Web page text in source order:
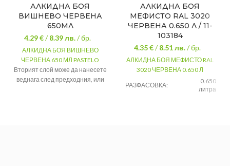
АЛКИДНА БОЯ
ВИШНЕВО ЧЕРВЕНА
650МЛ
4.29 €/8.39лв./ бр.
АЛКИДНА БОЯ ВИШНЕВО
ЧЕРВЕНА 650 МЛ PASTELO
Вторият слой може да нанесете
веднага след предходния, или
АЛКИДНА БОЯ
МЕФИСТО RAL 3020
ЧЕРВЕНА 0.650 Л / 11-
103184
4.35 €/8.51лв./ бр.
АЛКИДНА БОЯ МЕФИСТО RAL
3020 ЧЕРВЕНА 0.650 Л
РАЗФАСОВКА:
0.650
литра